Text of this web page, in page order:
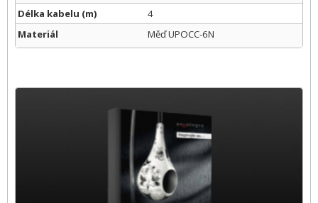
Délka kabelu (m)
4
Materiál
Měď UPOCC-6N